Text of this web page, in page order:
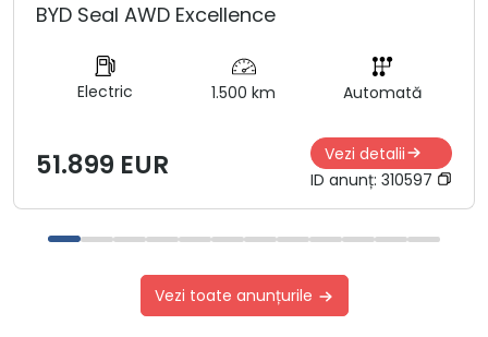
BYD Seal AWD Excellence
Electric 1.500 km Automată
51.899 EUR
Vezi detalii
ID anunț: 310597
Vezi toate anunțurile